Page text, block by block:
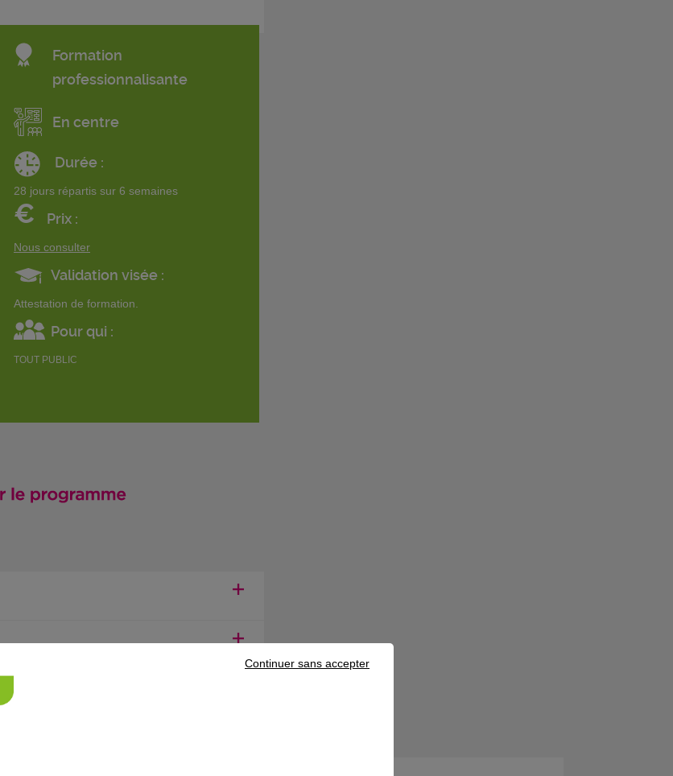
Formation
professionnalisante
En centre
Durée :
28 jours répartis sur 6 semaines
€ Prix :
Nous consulter
Validation visée :
Attestation de formation.
Pour qui :
TOUT PUBLIC
Continuer sans accepter